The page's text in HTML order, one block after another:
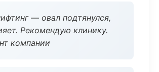
— овал подтянулся,
Рекомендую клинику.
компании